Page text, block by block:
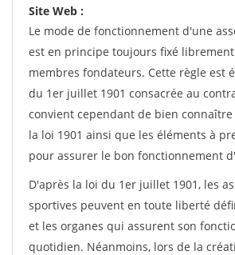
Site Web :
Le mode de fonctionnement d'une
est en principe toujours fixé
membres fondateurs. Cette règle est
du 1er juillet 1901 consacrée au
convient cependant de bien
la loi 1901 ainsi que les éléments à
pour assurer le bon fonctionnement
D'après la loi du 1er juillet 1901, les
sportives peuvent en toute liberté
et les organes qui assurent son
quotidien. Néanmoins, lors de la